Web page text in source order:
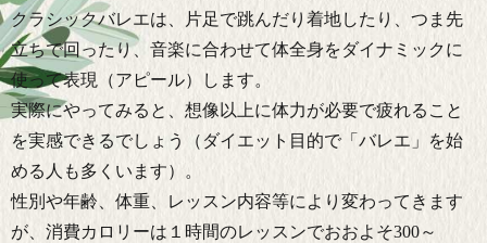
クラシックバレエは、片足で跳んだり着地したり、つま先
立ちで回ったり、音楽に合わせて体全身をダイナミックに
使って表現（アピール）します。
実際にやってみると、想像以上に体力が必要で疲れること
を実感できるでしょう（ダイエット目的で「バレエ」を始
める人も多くいます）。
性別や年齢、体重、レッスン内容等により変わってきます
が、消費カロリーは１時間のレッスンでおおよそ300～